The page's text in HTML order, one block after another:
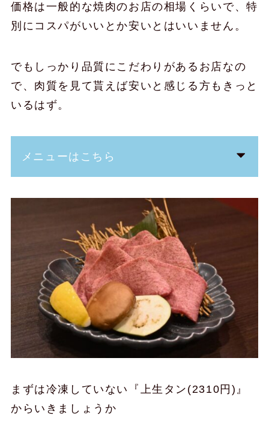
価格は一般的な焼肉のお店の相場くらいで、特
別にコスパがいいとか安いとはいいません。
でもしっかり品質にこだわりがあるお店なの
で、肉質を見て貰えば安いと感じる方もきっと
いるはず。
メニューはこちら
まずは冷凍していない『上生タン(2310円)』
からいきましょうか